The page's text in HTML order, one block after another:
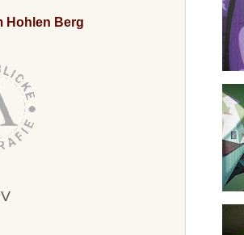
Hohlen Berg